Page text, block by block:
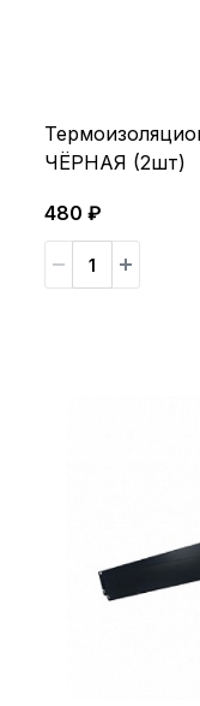
ЧЁРНАЯ (2шт)
480 ₽